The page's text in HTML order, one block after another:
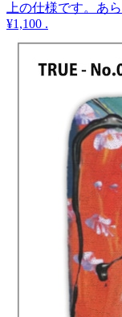
上の仕様です。あ
¥1,100 .